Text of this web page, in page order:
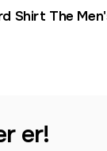
Shirt The
er!